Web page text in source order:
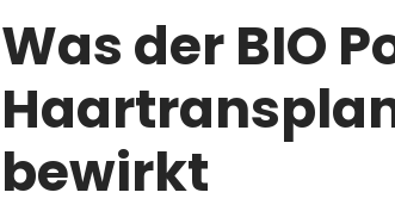
Was der BIO
bewirkt